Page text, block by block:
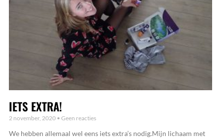
IETS EXTRA!
2 november, 2020 Geen reacties
We hebben allemaal wel eens iets extra’s nodig.Mijn lichaam met